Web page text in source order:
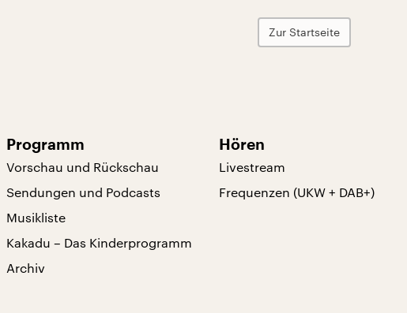
Zur Startseite
Programm
Vorschau und Rückschau
Sendungen und Podcasts
Musikliste
Kakadu – Das Kinderprogramm
Archiv
Hören
Livestream
Frequenzen (UKW + DAB+)